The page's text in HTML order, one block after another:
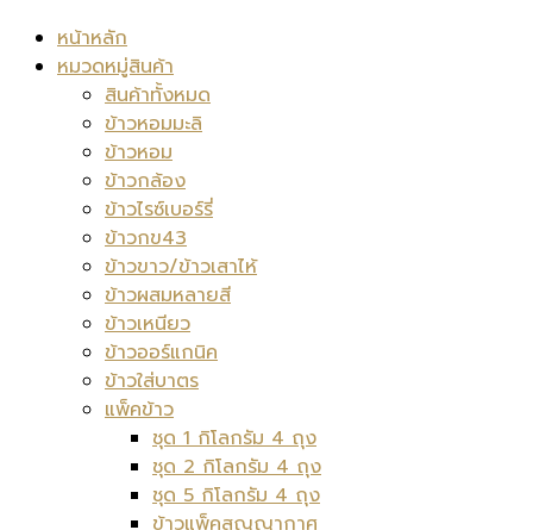
หน้าหลัก
หมวดหมู่สินค้า
สินค้าทั้งหมด
ข้าวหอมมะลิ
ข้าวหอม
ข้าวกล้อง
ข้าวไรซ์เบอร์รี่
ข้าวกข43
ข้าวขาว/ข้าวเสาไห้
ข้าวผสมหลายสี
ข้าวเหนียว
ข้าวออร์แกนิค
ข้าวใส่บาตร
แพ็คข้าว
ชุด 1 กิโลกรัม 4 ถุง
ชุด 2 กิโลกรัม 4 ถุง
ชุด 5 กิโลกรัม 4 ถุง
ข้าวแพ็คสุญญากาศ